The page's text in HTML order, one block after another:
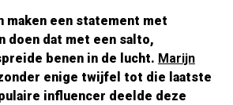
maken een statement met
doen dat met een salto,
benen in de lucht. Marijn
enige twijfel tot die laatste
influencer deelde deze